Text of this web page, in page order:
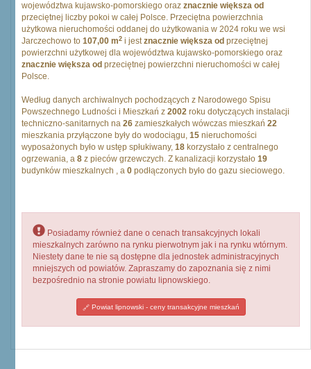
województwa kujawsko-pomorskiego oraz znacznie większa od
przeciętnej liczby pokoi w całej Polsce. Przeciętna powierzchnia
użytkowa nieruchomości oddanej do użytkowania w 2024 roku we wsi
Jarczechowo to 107,00 m2 i jestznacznie większa od przeciętnej
powierzchni użytkowej dla województwa kujawsko-pomorskiego oraz
znacznie większa od przeciętnej powierzchni nieruchomości w całej
Polsce.
Według danych archiwalnych pochodzących z Narodowego Spisu
Powszechnego Ludności i Mieszkań z 2002 roku dotyczących instalacji
techniczno-sanitarnych na 26 zamieszkałych wówczas mieszkań 22
mieszkania przyłączone były do wodociągu, 15 nieruchomości
wyposażonych było w ustęp spłukiwany, 18 korzystało z centralnego
ogrzewania, a 8 z pieców grzewczych. Z kanalizacji korzystało 19
budynków mieszkalnych , a 0 podłączonych było do gazu sieciowego.
Posiadamy również dane o cenach transakcyjnych lokali
mieszkalnych zarówno na rynku pierwotnym jak i na rynku wtórnym.
Niestety dane te nie są dostępne dla jednostek administracyjnych
mniejszych od powiatów. Zapraszamy do zapoznania się z nimi
bezpośrednio na stronie powiatu lipnowskiego.
Powiat lipnowski - ceny transakcyjne mieszkań